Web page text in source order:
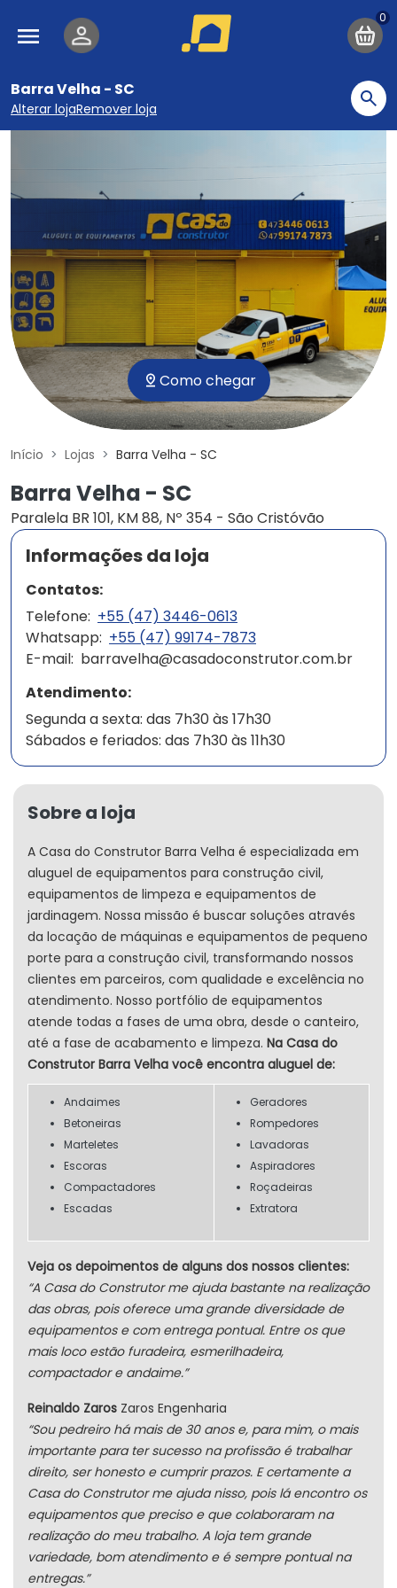
Pular para o conteúdo principal
Navegação principal
Barra Velha - SC
Alterar lojaRemover loja
Como chegar
Início Lojas Barra Velha - SC
Barra Velha - SC
Paralela BR 101, KM 88, Nº 354 - São Cristóvão
Informações da loja
Contatos:
Telefone: +55 (47) 3446-0613
Whatsapp: +55 (47) 99174-7873
E-mail: barravelha@casadoconstrutor.com.br
Atendimento:
Segunda a sexta: das 7h30 às 17h30
Sábados e feriados: das 7h30 às 11h30
Sobre a loja
A Casa do Construtor Barra Velha é especializada em
aluguel de equipamentos para construção civil,
equipamentos de limpeza e equipamentos de
jardinagem. Nossa missão é buscar soluções através
da locação de máquinas e equipamentos de pequeno
porte para a construção civil, transformando nossos
clientes em parceiros, com qualidade e excelência no
atendimento. Nosso portfólio de equipamentos
atende todas a fases de uma obra, desde o canteiro,
até a fase de acabamento e limpeza. Na Casa do
Construtor Barra Velha você encontra aluguel de:
Andaimes
Betoneiras
Marteletes
Escoras
Compactadores
Escadas
Geradores
Rompedores
Lavadoras
Aspiradores
Roçadeiras
Extratora
Veja os depoimentos de alguns dos nossos clientes:
“A Casa do Construtor me ajuda bastante na realização
das obras, pois oferece uma grande diversidade de
equipamentos e com entrega pontual. Entre os que
mais loco estão furadeira, esmerilhadeira,
compactador e andaime.”
Reinaldo Zaros Zaros Engenharia
“Sou pedreiro há mais de 30 anos e, para mim, o mais
importante para ter sucesso na profissão é trabalhar
direito, ser honesto e cumprir prazos. E certamente a
Casa do Construtor me ajuda nisso, pois lá encontro os
equipamentos que preciso e que colaboraram na
realização do meu trabalho. A loja tem grande
variedade, bom atendimento e é sempre pontual na
entregas.”